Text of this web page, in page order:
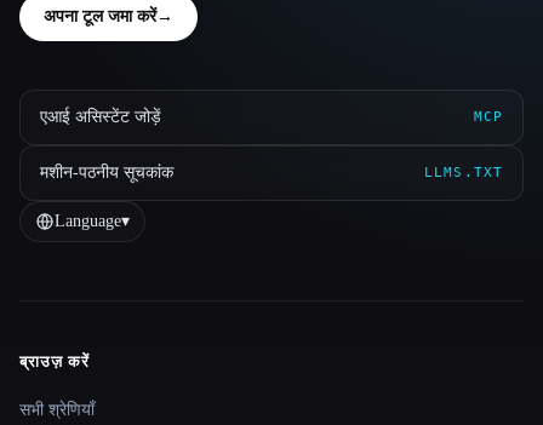
अपना टूल जमा करें→
एआई असिस्टेंट जोड़ें MCP
मशीन-पठनीय सूचकांक LLMS.TXT
Language▾
Site navigation
ब्राउज़ करें
सभी श्रेणियाँ